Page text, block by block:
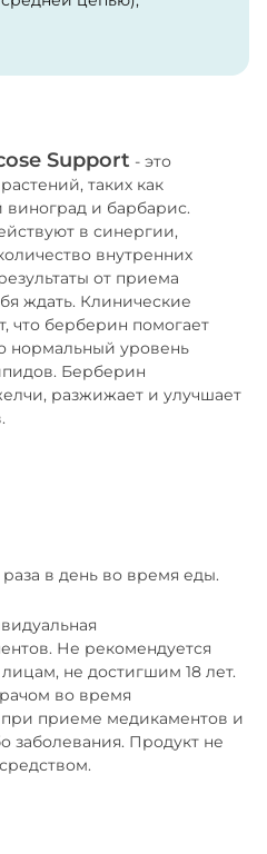
глицерин, вода,
пчелиный воск и
Support - это
таких как
и барбарис.
в синергии,
внутренних
от приема
ждать. Клинические
что берберин помогает
нормальный уровень
Берберин
разжижает и улучшает
в день во время еды.
Не рекомендуется
не достигшим 18 лет.
во время
приеме медикаментов и
заболевания. Продукт не